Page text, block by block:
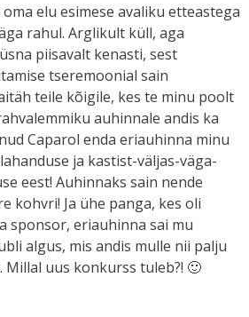
elu esimese avaliku etteastega
rahul. Arglikult küll, aga
piisavalt kenasti, sest
tseremoonial sain
teile kõigile, kes te minu poolt
auhinnale andis ka
Caparol enda eriauhinna minu
ja kastist-väljas-väga-
eest! Auhinnaks sain nende
kohvri! Ja ühe panga, kes oli
sponsor, eriauhinna sai mu
algus, mis andis mulle nii palju
uus konkurss tuleb?! 🙂